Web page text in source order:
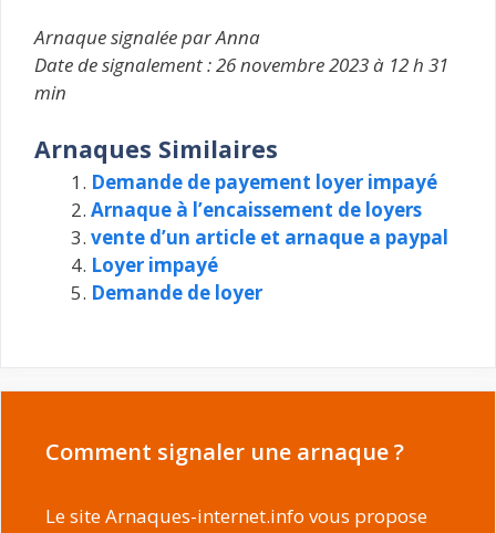
Arnaque signalée par Anna
Date de signalement : 26 novembre 2023 à 12 h 31
min
Arnaques Similaires
Demande de payement loyer impayé
Arnaque à l’encaissement de loyers
vente d’un article et arnaque a paypal
Loyer impayé
Demande de loyer
Comment signaler une arnaque ?
Le site Arnaques-internet.info vous propose